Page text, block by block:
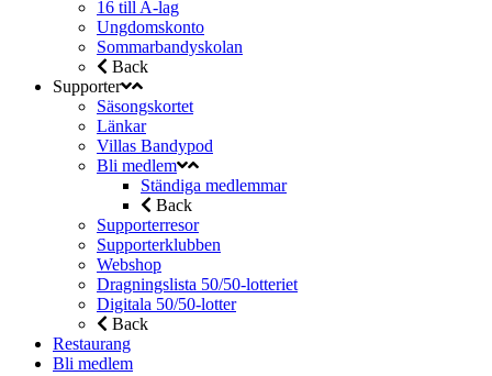
16 till A-lag
Ungdomskonto
Sommarbandyskolan
Back
Supporter
Säsongskortet
Länkar
Villas Bandypod
Bli medlem
Ständiga medlemmar
Back
Supporterresor
Supporterklubben
Webshop
Dragningslista 50/50-lotteriet
Digitala 50/50-lotter
Back
Restaurang
Bli medlem